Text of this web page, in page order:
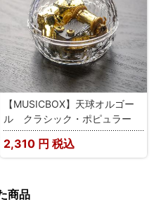
【MUSICBOX】天球オルゴー
ル クラシック・ポピュラー
2,310 円 税込
商品